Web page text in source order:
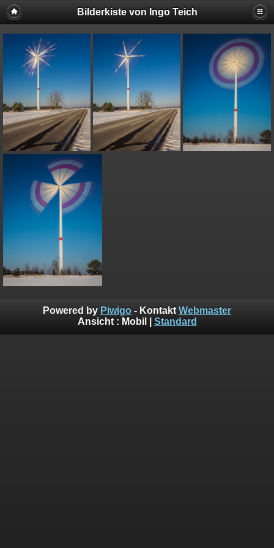
Bilderkiste von Ingo Teich
Powered by Piwigo - Kontakt Webmaster
Ansicht : Mobil Standard